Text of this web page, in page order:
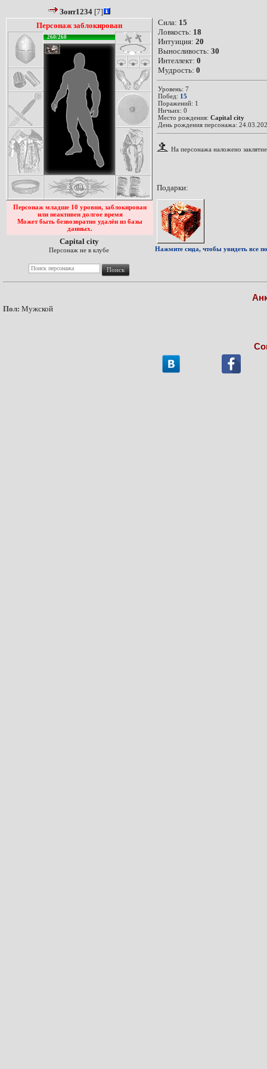
Зонт1234 [7]
Персонаж заблокирован
260/260
Персонаж младше 10 уровня, заблокирован
или неактивен долгое время
Может быть безвозвратно удалён из базы
данных.
Capital city
Персонаж не в клубе
Сила: 15
Ловкость: 18
Интуиция: 20
Выносливость: 30
Интеллект: 0
Мудрость: 0
Уровень: 7
Побед: 15
Поражений: 1
Ничьих: 0
Место рождения: Capital city
День рождения персонажа:
На персонажа наложено
Подарки:
Нажмите сюда, чтобы увидеть все
Пол: Мужской